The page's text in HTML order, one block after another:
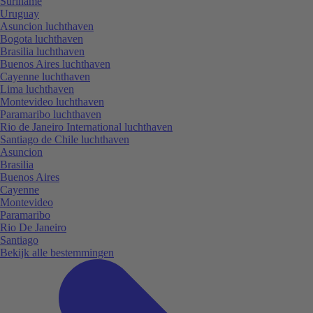
Uruguay
Asuncion luchthaven
Bogota luchthaven
Brasilia luchthaven
Buenos Aires luchthaven
Cayenne luchthaven
Lima luchthaven
Montevideo luchthaven
Paramaribo luchthaven
Rio de Janeiro International luchthaven
Santiago de Chile luchthaven
Asuncion
Brasilia
Buenos Aires
Cayenne
Montevideo
Paramaribo
Rio De Janeiro
Santiago
Bekijk alle bestemmingen